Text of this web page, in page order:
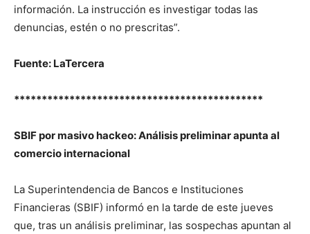
información. La instrucción es investigar todas las
denuncias, estén o no prescritas”.
Fuente: LaTercera
*********************************************
SBIF por masivo hackeo: Análisis preliminar apunta al
comercio internacional
La Superintendencia de Bancos e Instituciones
Financieras (SBIF) informó en la tarde de este jueves
que, tras un análisis preliminar, las sospechas apuntan al